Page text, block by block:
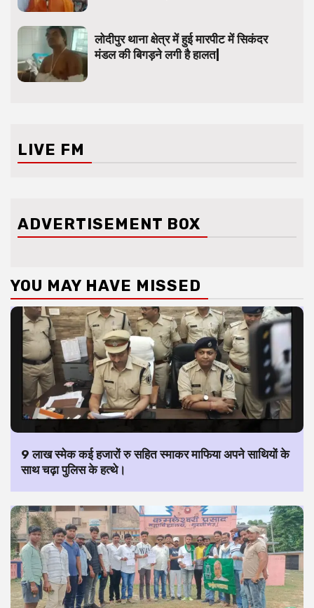
लोदीपुर थाना क्षेत्र में हुई मारपीट में सिकंदर
मंडल की बिगड़ने लगी है हालत|
LIVE FM
ADVERTISEMENT BOX
YOU MAY HAVE MISSED
9 लाख स्मेक कई हजारों रु सहित स्माकर माफिया अपने साथियों के
साथ चढ़ा पुलिस के हत्थे।